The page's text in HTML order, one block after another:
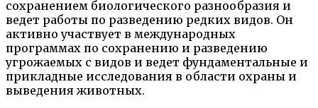
сохранением биологического разнообразия и
ведет работы по разведению редких видов. Он
активно участвует в международных
программах по сохранению и разведению
угрожаемых с видов и ведет фундаментальные и
прикладные исследования в области охраны и
выведения животных.